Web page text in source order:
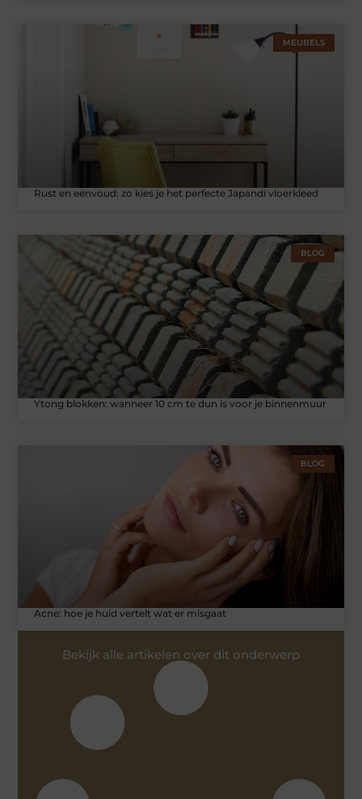
MEUBELS
Rust en eenvoud: zo kies je het perfecte Japandi vloerkleed
BLOG
Ytong blokken: wanneer 10 cm te dun is voor je binnenmuur
BLOG
Acne: hoe je huid vertelt wat er misgaat
Bekijk alle artikelen over dit onderwerp